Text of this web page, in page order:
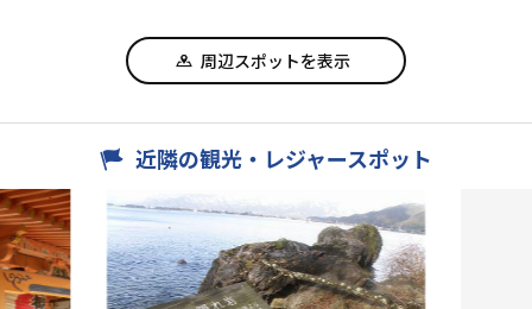
周辺スポットを表示
近隣の観光・レジャースポット